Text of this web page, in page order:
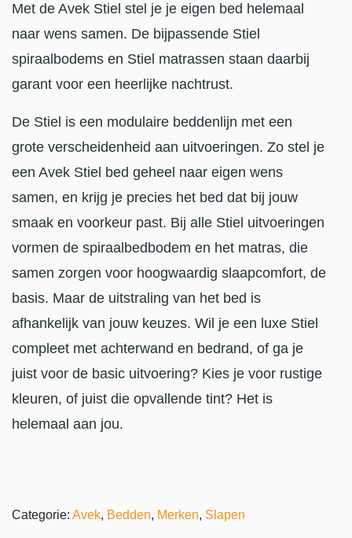
Met de Avek Stiel stel je je eigen bed helemaal
naar wens samen. De bijpassende Stiel
spiraalbodems en Stiel matrassen staan daarbij
garant voor een heerlijke nachtrust.
De Stiel is een modulaire beddenlijn met een
grote verscheidenheid aan uitvoeringen. Zo stel je
een Avek Stiel bed geheel naar eigen wens
samen, en krijg je precies het bed dat bij jouw
smaak en voorkeur past. Bij alle Stiel uitvoeringen
vormen de spiraalbedbodem en het matras, die
samen zorgen voor hoogwaardig slaapcomfort, de
basis. Maar de uitstraling van het bed is
afhankelijk van jouw keuzes. Wil je een luxe Stiel
compleet met achterwand en bedrand, of ga je
juist voor de basic uitvoering? Kies je voor rustige
kleuren, of juist die opvallende tint? Het is
helemaal aan jou.
Categorie: Avek, Bedden, Merken, Slapen